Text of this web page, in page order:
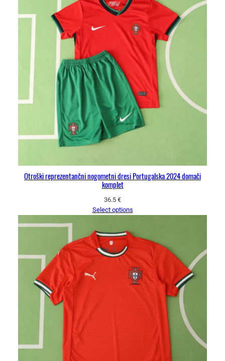
Otroški reprezentančni nogometni dresi Portugalska 2024 domači
komplet
36.5 €
Select options